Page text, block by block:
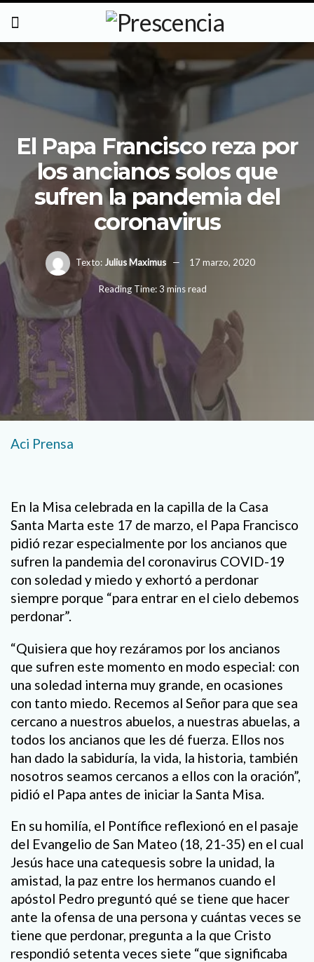
El Papa Francisco reza por
los ancianos solos que
sufren la pandemia del
coronavirus
Texto: Julius Maximus 17 marzo, 2020
Reading Time: 3 mins read
Aci Prensa
En la Misa celebrada en la capilla de la Casa
Santa Marta este 17 de marzo, el Papa Francisco
pidió rezar especialmente por los ancianos que
sufren la pandemia del coronavirus COVID-19
con soledad y miedo y exhortó a perdonar
siempre porque “para entrar en el cielo debemos
perdonar”.
“Quisiera que hoy rezáramos por los ancianos
que sufren este momento en modo especial: con
una soledad interna muy grande, en ocasiones
con tanto miedo. Recemos al Señor para que sea
cercano a nuestros abuelos, a nuestras abuelas, a
todos los ancianos que les dé fuerza. Ellos nos
han dado la sabiduría, la vida, la historia, también
nosotros seamos cercanos a ellos con la oración”,
pidió el Papa antes de iniciar la Santa Misa.
En su homilía, el Pontífice reflexionó en el pasaje
del Evangelio de San Mateo (18, 21-35) en el cual
Jesús hace una catequesis sobre la unidad, la
amistad, la paz entre los hermanos cuando el
apóstol Pedro preguntó qué se tiene que hacer
ante la ofensa de una persona y cuántas veces se
tiene que perdonar, pregunta a la que Cristo
respondió setenta veces siete “que significaba